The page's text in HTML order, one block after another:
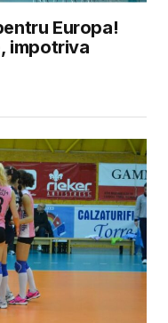
Europa!
impotriva